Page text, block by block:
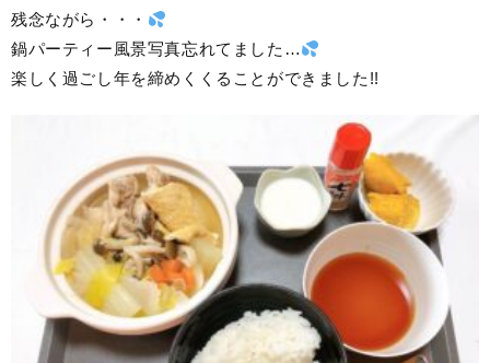
残念ながら・・・
鍋パーティー風景写真忘れてました…
楽しく過ごし年を締めくくることができました!!